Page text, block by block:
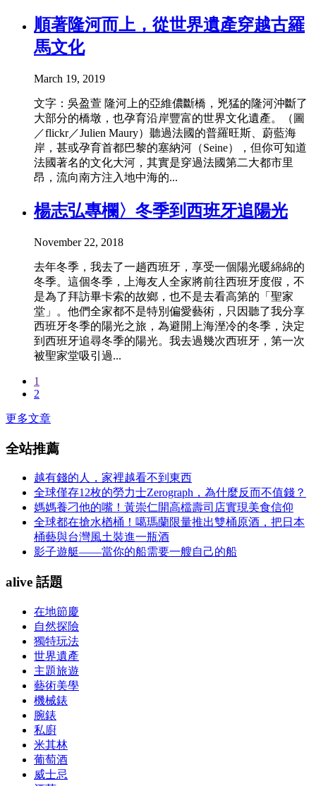
順著隆河而上，從世界遺產穿越古羅
馬文化
March 19, 2019
文字：吳盈萱 隆河上的亞維儂斷橋，兇猛的隆河沖斷了
大部分的橋墩，也孕育沿岸豐富的世界文化遺產。（圖
／flickr／Julien Maury）聽過法國的普羅旺斯、蔚藍海
岸，甚或孕育首都巴黎的塞納河（Seine），但你可知道
法國著名的文化大河，其實是穿過法國第二大都市里
昂，流向南方注入地中海的...
楊志弘專欄〉冬季到西班牙追陽光
November 22, 2018
去年冬季，我去了一趟西班牙，享受一個陽光暖綿綿的
冬季。這個冬季，上海友人全家將前往西班牙度假，不
是為了拜訪畢卡索的故鄉，也不是去看高第的「聖家
堂」。他們全家都不是特別偏愛藝術，只因聽了我分享
西班牙冬季的陽光之旅，為避開上海溼冷的冬季，決定
到西班牙追尋冬季的陽光。我去過幾次西班牙，第一次
被聖家堂吸引過...
1
2
更多文章
全站推薦
越有錢的人，家裡越看不到東西
全球僅存12枚的勞力士Zerograph，為什麼反而不值錢？
媽媽養刁他的嘴！黃崇仁開高檔壽司店實現美食信仰
全球都在搶水楢桶！噶瑪蘭限量推出雙桶原酒，把日本
桶藝與台灣風土裝進一瓶酒
影子遊艇——當你的船需要一艘自己的船
alive 話題
在地節慶
自然探險
獨特玩法
世界遺產
主題旅遊
藝術美學
機械錶
腕錶
私廚
米其林
葡萄酒
威士忌